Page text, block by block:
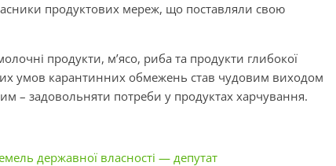
продуктових мереж, що поставляли свою
продукти, м’ясо, риба та продукти глибокої
умов карантинних обмежень став чудовим виходом
– задовольняти потреби у продуктах харчування.
державної власності — депутат